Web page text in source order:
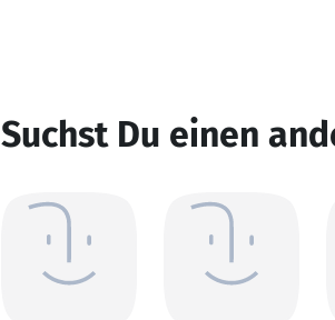
Suchst Du einen